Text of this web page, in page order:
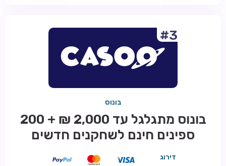
#3
בונוס
בונוס מתגלגל עד 2,000 ₪ + 200
ספינים חינם לשחקנים חדשים
דירוג